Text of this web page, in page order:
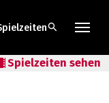
search
Spielzeiten sehen